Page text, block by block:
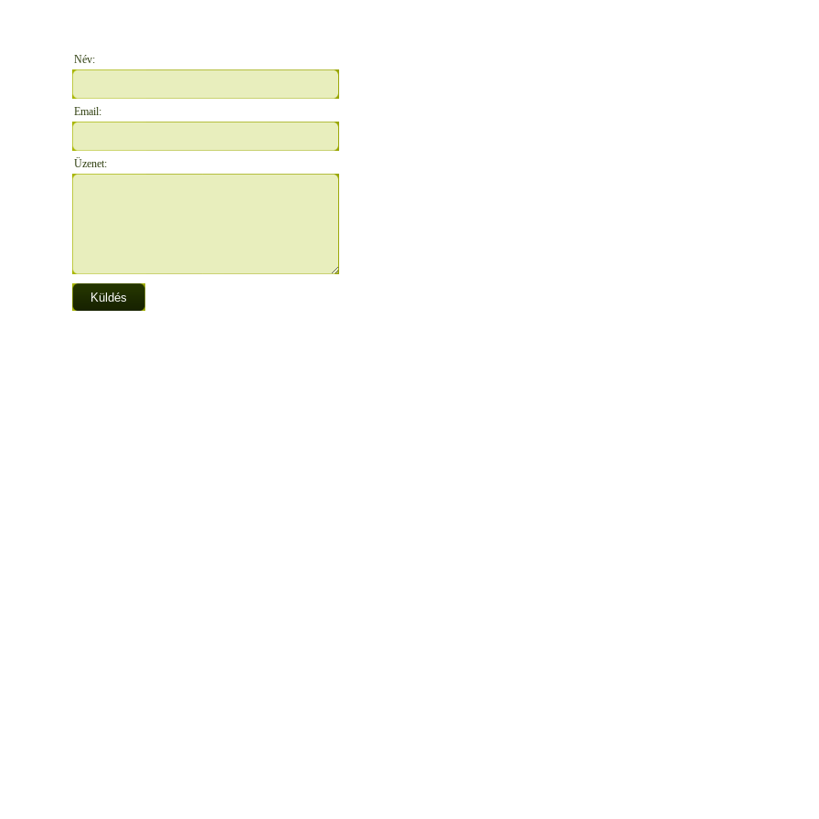
Név:
Email:
Üzenet: